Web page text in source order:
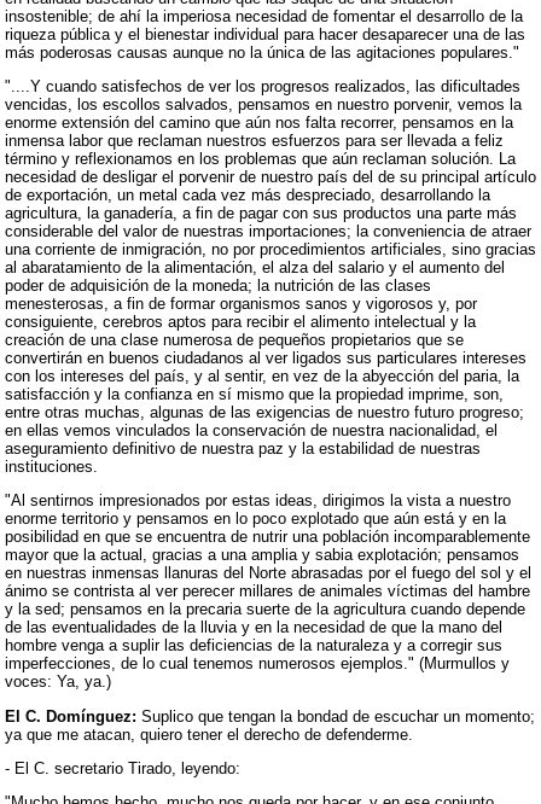
insostenible; de ahí la imperiosa necesidad de fomentar el desarrollo de la
riqueza pública y el bienestar individual para hacer desaparecer una de las
más poderosas causas aunque no la única de las agitaciones populares."
"....Y cuando satisfechos de ver los progresos realizados, las dificultades
vencidas, los escollos salvados, pensamos en nuestro porvenir, vemos la
enorme extensión del camino que aún nos falta recorrer, pensamos en la
inmensa labor que reclaman nuestros esfuerzos para ser llevada a feliz
término y reflexionamos en los problemas que aún reclaman solución. La
necesidad de desligar el porvenir de nuestro país del de su principal artículo
de exportación, un metal cada vez más despreciado, desarrollando la
agricultura, la ganadería, a fin de pagar con sus productos una parte más
considerable del valor de nuestras importaciones; la conveniencia de atraer
una corriente de inmigración, no por procedimientos artificiales, sino gracias
al abaratamiento de la alimentación, el alza del salario y el aumento del
poder de adquisición de la moneda; la nutrición de las clases
menesterosas, a fin de formar organismos sanos y vigorosos y, por
consiguiente, cerebros aptos para recibir el alimento intelectual y la
creación de una clase numerosa de pequeños propietarios que se
convertirán en buenos ciudadanos al ver ligados sus particulares intereses
con los intereses del país, y al sentir, en vez de la abyección del paria, la
satisfacción y la confianza en sí mismo que la propiedad imprime, son,
entre otras muchas, algunas de las exigencias de nuestro futuro progreso;
en ellas vemos vinculados la conservación de nuestra nacionalidad, el
aseguramiento definitivo de nuestra paz y la estabilidad de nuestras
instituciones.
"Al sentirnos impresionados por estas ideas, dirigimos la vista a nuestro
enorme territorio y pensamos en lo poco explotado que aún está y en la
posibilidad en que se encuentra de nutrir una población incomparablemente
mayor que la actual, gracias a una amplia y sabia explotación; pensamos
en nuestras inmensas llanuras del Norte abrasadas por el fuego del sol y el
ánimo se contrista al ver perecer millares de animales víctimas del hambre
y la sed; pensamos en la precaria suerte de la agricultura cuando depende
de las eventualidades de la lluvia y en la necesidad de que la mano del
hombre venga a suplir las deficiencias de la naturaleza y a corregir sus
imperfecciones, de lo cual tenemos numerosos ejemplos." (Murmullos y
voces: Ya, ya.)
El C. Domínguez: Suplico que tengan la bondad de escuchar un momento;
ya que me atacan, quiero tener el derecho de defenderme.
- El C. secretario Tirado, leyendo: